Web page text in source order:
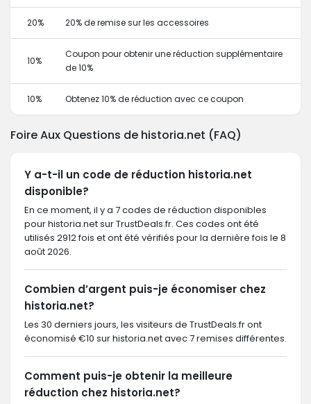
20% 20% de remise sur les accessoires
10%
Coupon pour obtenir une réduction supplémentaire
de 10%
10% Obtenez 10% de réduction avec ce coupon
Foire Aux Questions de historia.net (FAQ)
Y a-t-il un code de réduction historia.net
disponible?
En ce moment, il y a 7 codes de réduction disponibles
pour historia.net sur TrustDeals.fr. Ces codes ont été
utilisés 2912 fois et ont été vérifiés pour la dernière fois le 8
août 2026.
Combien d’argent puis-je économiser chez
historia.net?
Les 30 derniers jours, les visiteurs de TrustDeals.fr ont
économisé €10 sur historia.net avec 7 remises différentes.
Comment puis-je obtenir la meilleure
réduction chez historia.net?